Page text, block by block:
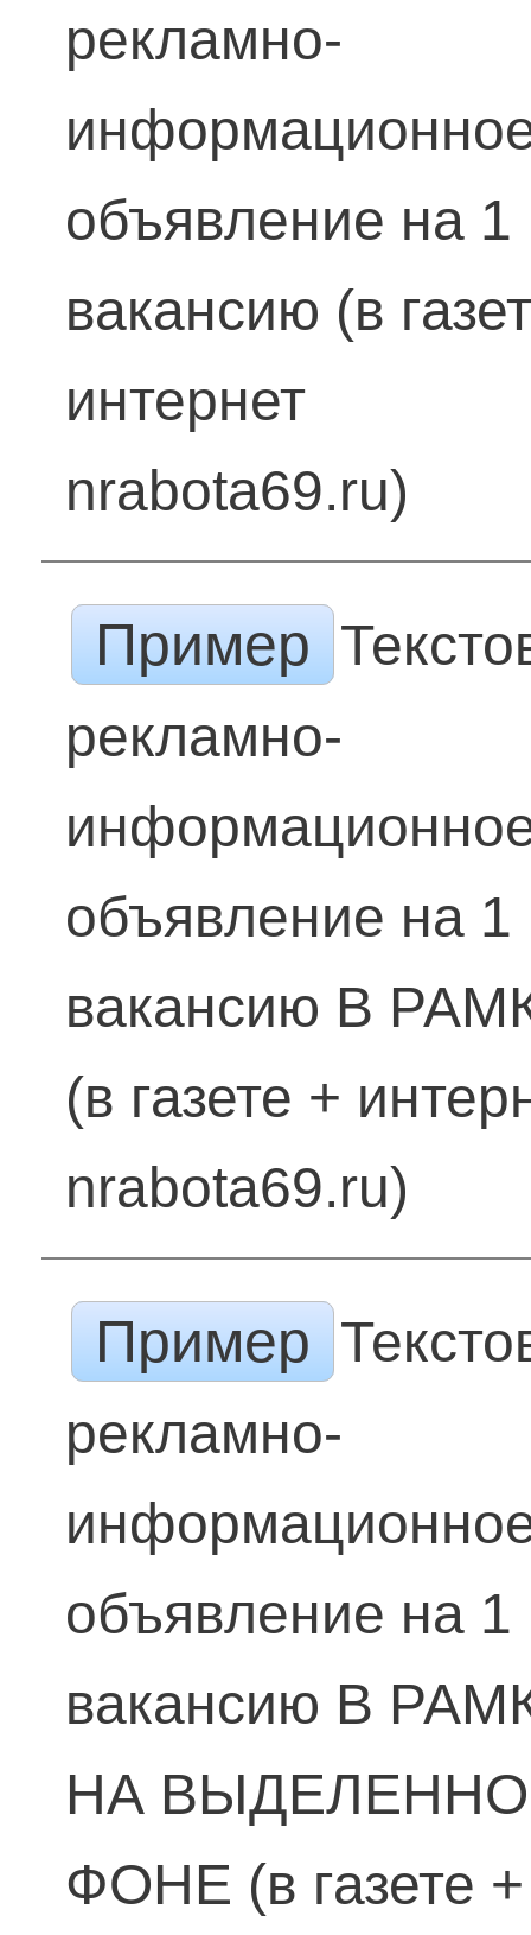
рекламно-
объявление на 1
вакансию (в
интернет
nrabota69.ru)
Пример
рекламно-
объявление на 1
вакансию В
(в газете +
nrabota69.ru)
Пример
рекламно-
объявление на 1
вакансию В
НА
ФОНЕ (в газете +